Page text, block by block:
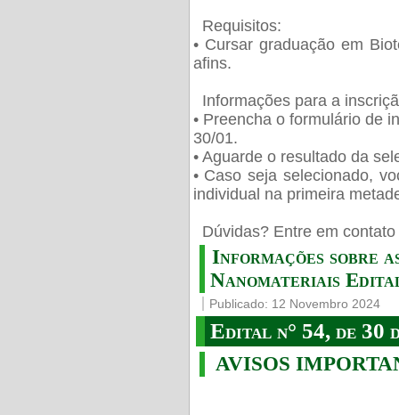
Requisitos:
• Cursar graduação em
afins.
Informações para a
• Preencha o formulário de
30/01.
• Aguarde o resultado da
• Caso seja selecionado,
individual na primeira
Dúvidas? Entre em
Informações sobre
Nanomateriais
Publicado: 12 Novembro 2024
Edital n° 54, de 30
AVISOS